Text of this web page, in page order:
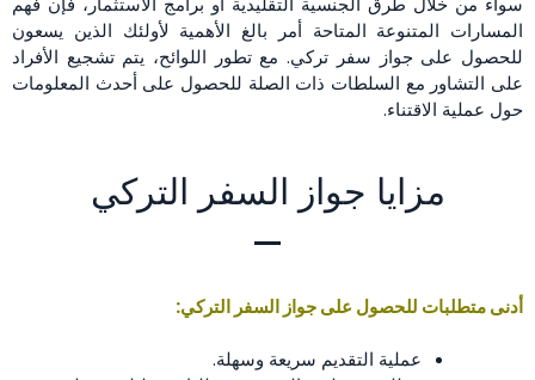
المسارات المتنوعة المتاحة أمر بالغ الأهمية لأولئك الذين يسعون
للحصول على جواز سفر تركي. مع تطور اللوائح، يتم تشجيع الأفراد
على التشاور مع السلطات ذات الصلة للحصول على أحدث المعلومات
حول عملية الاقتناء.
مزايا جواز السفر التركي
أدنى متطلبات للحصول على جواز السفر التركي:
عملية التقديم سريعة وسهلة.